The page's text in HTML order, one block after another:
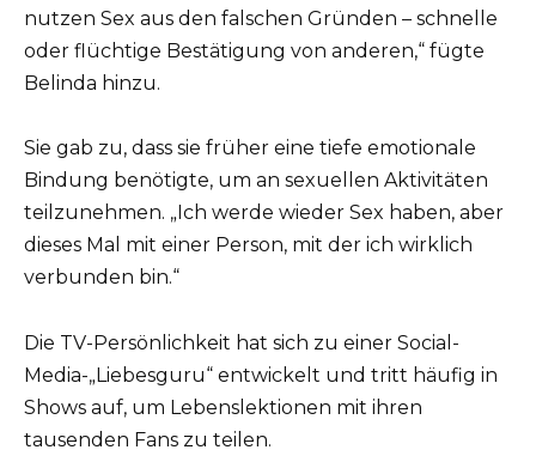
nutzen Sex aus den falschen Gründen – schnelle
oder flüchtige Bestätigung von anderen,“ fügte
Belinda hinzu.
Sie gab zu, dass sie früher eine tiefe emotionale
Bindung benötigte, um an sexuellen Aktivitäten
teilzunehmen. „Ich werde wieder Sex haben, aber
dieses Mal mit einer Person, mit der ich wirklich
verbunden bin.“
Die TV-Persönlichkeit hat sich zu einer Social-
Media-„Liebesguru“ entwickelt und tritt häufig in
Shows auf, um Lebenslektionen mit ihren
tausenden Fans zu teilen.